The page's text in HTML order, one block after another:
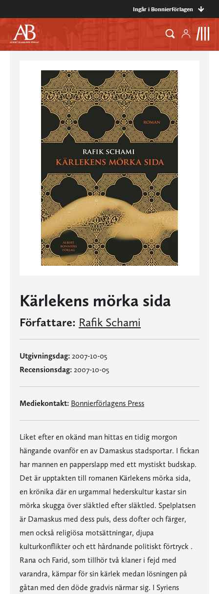
Ingår i Bonnierförlagen
Kärlekens mörka sida
Författare: Rafik Schami
Utgivningsdag: 2007-10-05
Recensionsdag: 2007-10-05
Mediekontakt: Bonnierförlagens Press
Liket efter en okänd man hittas en tidig morgon
hängande ovanför en av Damaskus stadsportar. I fickan
har mannen en papperslapp med ett mystiskt budskap.
Det är upptakten till romanen Kärlekens mörka sida,
en krönika där en urgammal hederskultur kastar sin
mörka skugga över släktled efter släktled. Spelplatsen
är Damaskus med dess puls, dess dofter och färger,
men också religiösa motsättningar, djupa
kulturkonflikter och ett hårdnande politiskt förtryck .
Rana och Farid, som tillhör två klaner i fejd med
varandra, kämpar för sin kärlek medan lösningen på
gåtan med den döde gradvis närmar sig. I Syriens